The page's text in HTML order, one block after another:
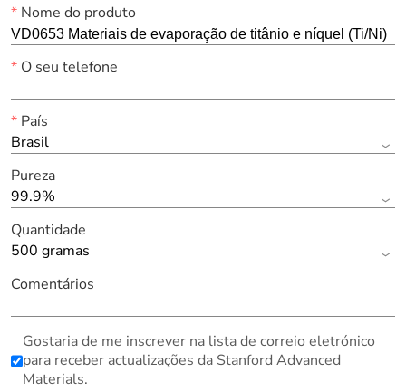
*Nome do produto
*O seu telefone
*País
Brasil
Pureza
99.9%
Quantidade
500 gramas
Comentários
Gostaria de me inscrever na lista de correio eletrónico
para receber actualizações da Stanford Advanced
Materials.